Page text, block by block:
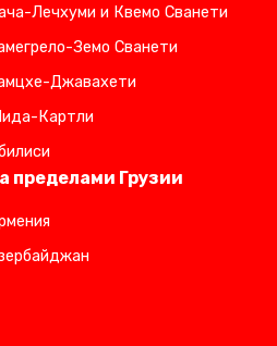
Лечхуми и Квемо Сванети
Земо Сванети
Джавахети
Картли
пределами Грузии